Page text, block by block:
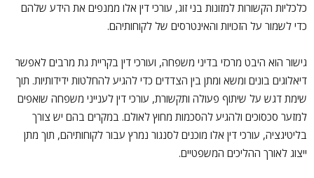
כלכליות הקשורות למזונות בני זוג, עורכי דין אלו ממנפים את הידע שלהם
כדי לשמור על הזכויות והאינטרסים של לקוחותיהם.
גישור הוא היבט מרכזי בדיני משפחה, ועורכי דין בקריית גת מרבים לאפשר
דיאלוגים בונים ומשא ומתן בין הצדדים כדי להגיע להחלטות ידידותיות. תוך
שימת דגש על שיתוף פעולה ותקשורת, עורכי דין לענייני משפחה שואפים
למזער סכסוכים ולהגיע להסכמות מחוץ לאולם. במקרים בהם יש צורך
בליטיגציה, עורכי דין אלו מוכנים לסנגור נמרץ עבור לקוחותיהם, תוך מתן
ייצוג לאורך ההליכים המשפטיים.